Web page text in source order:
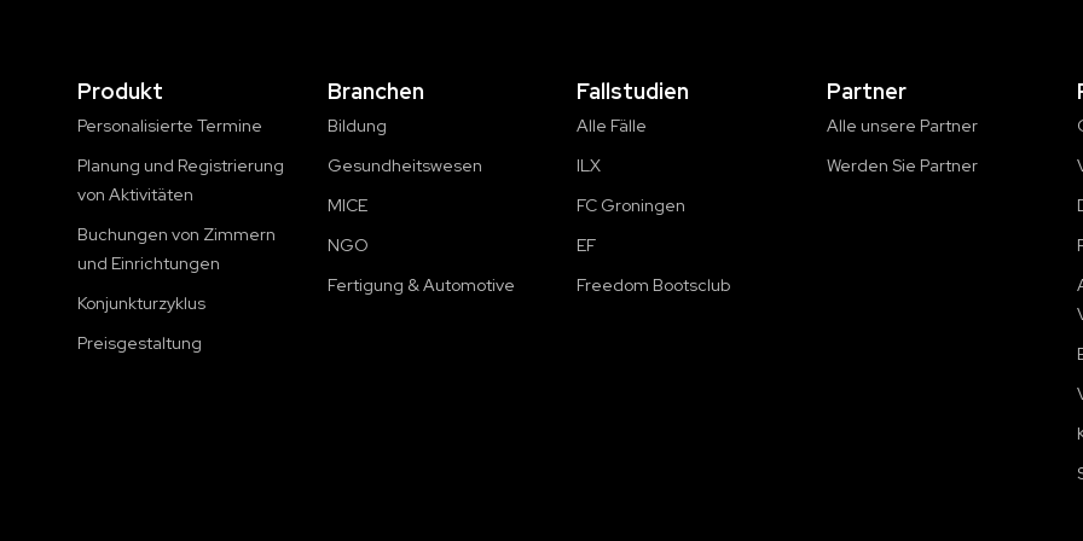
Produkt
Personalisierte Termine
Planung und Registrierung
von Aktivitäten
Buchungen von Zimmern
und Einrichtungen
Konjunkturzyklus
Preisgestaltung
Branchen
Bildung
Gesundheitswesen
MICE
NGO
Fertigung & Automotive
Fallstudien
Alle Fälle
ILX
FC Groningen
EF
Freedom Bootsclub
Partner
Alle unsere Partner
Werden Sie Partner